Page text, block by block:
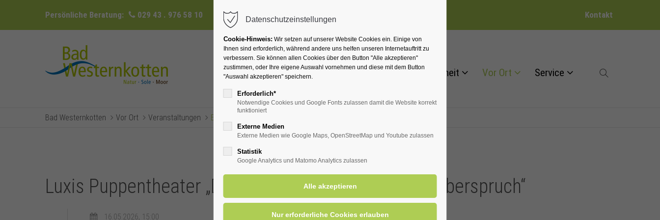
Persönliche Beratung: 029 43 . 976 58 10 info@badwesternkotten.de Kontakt
Ihr Heilbad Übernachten Für Ihre Gesundheit Vor Ort Service
Bad Westernkotten Vor Ort Veranstaltungen Eventsreader (Timeline)
Luxis Puppentheater „Des Zauberlehrlings erster Zauberspruch“
16.05.2026, 15:00
Datenschutzeinstellungen
Cookie-Hinweis: Wir setzen auf unserer Website Cookies ein. Einige von
Ihnen sind erforderlich, während andere uns helfen unseren Internetauftritt zu
verbessern. Sie können allen Cookies über den Button "Alle akzeptieren"
zustimmen, oder Ihre eigene Auswahl vornehmen und diese mit dem Button
"Auswahl akzeptieren" speichern.
Erforderlich*
Notwendige Cookies und Google Fonts zulassen damit die Website korrekt
funktioniert
Externe Medien
Externe Medien wie Google Maps, OpenStreetMap und Youtube zulassen
Statistik
Google Analytics und Matomo Analytics zulassen